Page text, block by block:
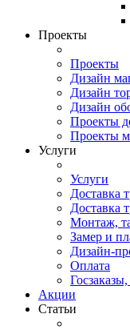
Проекты
Проекты
Дизайн
Дизайн
Дизайн
Проекты
Проекты
Услуги
Услуги
Доставка
Доставка
Монтаж,
Замер и
Дизайн-
Оплата
Акции
Статьи